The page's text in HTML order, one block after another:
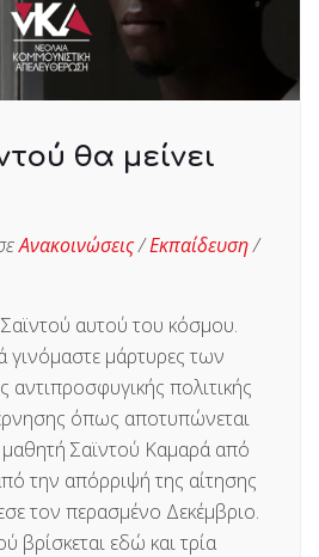
θα μείνει
Ανακοινώσεις/Εκπαίδευση/
αυτού του κόσμου.
γινόμαστε μάρτυρες των
πολιτικής
όπως αποτυπώνεται
Σαϊντού Καμαρά από
την απόρριψή της αίτησης
τον περασμένο Δεκέμβριο.
βρίσκεται εδώ και τρία